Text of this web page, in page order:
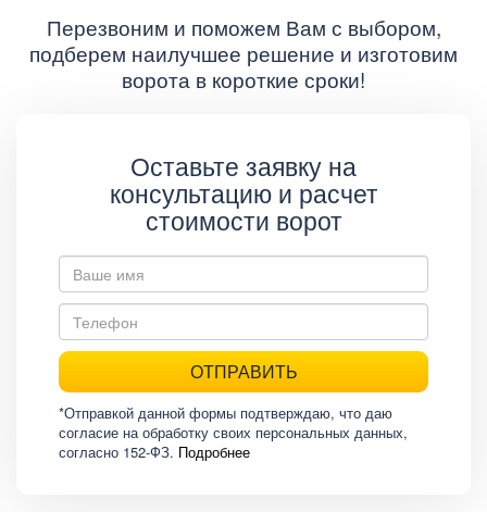
Перезвоним и поможем Вам с выбором,
подберем наилучшее решение и изготовим
ворота в короткие сроки!
Оставьте заявку на
консультацию и расчет
стоимости ворот
ОТПРАВИТЬ
*Отправкой данной формы подтверждаю, что даю
согласие на обработку своих персональных данных,
согласно 152-ФЗ. Подробнее